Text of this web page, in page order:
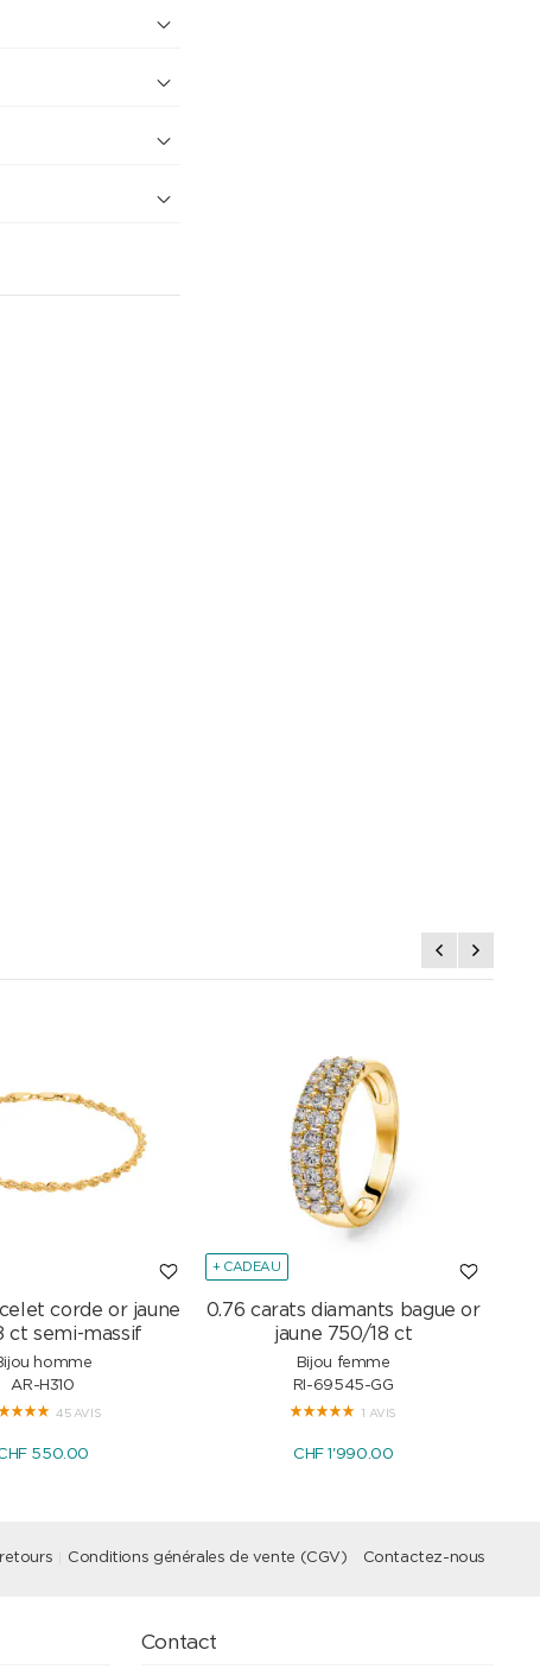
corde or jaune
ct semi-massif
homme
AR-H310
45 AVIS
550.00
+ CADEAU
0.76 carats diamants bague or
jaune 750/18 ct
Bijou femme
RI-69545-GG
1 AVIS
CHF 1'990.00
Conditions générales de vente (CGV) Contactez-nous
Contact